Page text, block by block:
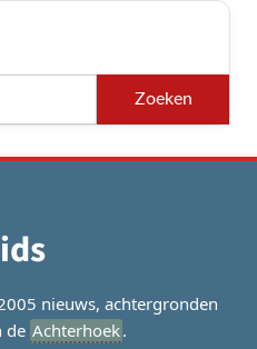
nieuws, achtergronden
de Achterhoek.